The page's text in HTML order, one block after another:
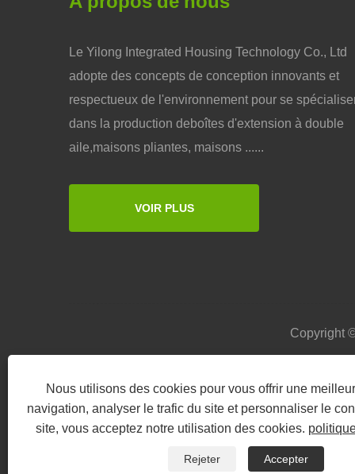
Le Yilong Integrated Housing Technology Co., Ltd
adopte des concepts de conception innovants et
respectueux de l'environnement pour se
dans la production deboîtes d'extension à double
aile,maisons pliantes, maisons ......
VOIR PLUS
Copyright
Nous utilisons des cookies pour vous offrir une
navigation, analyser le trafic du site et personnaliser le
site, vous acceptez notre utilisation des cookies.
Rejeter Accepter